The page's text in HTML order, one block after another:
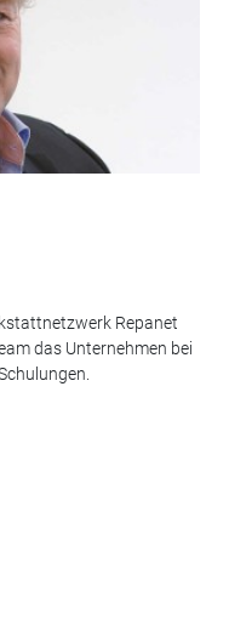
Repanet
das Unternehmen bei